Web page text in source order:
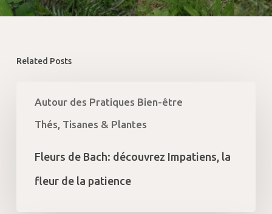
Related Posts
Autour des Pratiques Bien-être
Thés, Tisanes & Plantes
Bach:
découvrez
Impatiens,
fleur
Fleurs de Bach: découvrez Impatiens, la
fleur de la patience